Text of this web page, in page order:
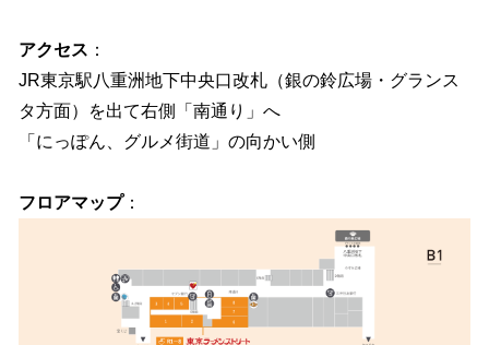
アクセス ：
JR東京駅八重洲地下中央口改札（銀の鈴広場・グランス
タ方面）を出て右側「南通り」へ
「にっぽん、グルメ街道」の向かい側
フロアマップ：